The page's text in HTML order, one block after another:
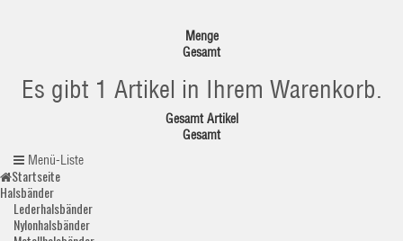
Menge
Gesamt
Es gibt 1 Artikel in Ihrem Warenkorb.
Gesamt Artikel
Gesamt
Menü-Liste
Startseite
Halsbänder
Lederhalsbänder
Nylonhalsbänder